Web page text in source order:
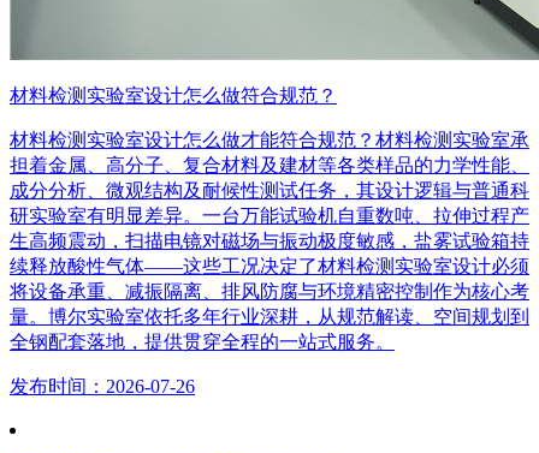
材料检测实验室设计怎么做符合规范？
材料检测实验室设计怎么做才能符合规范？材料检测实验室承
担着金属、高分子、复合材料及建材等各类样品的力学性能、
成分分析、微观结构及耐候性测试任务，其设计逻辑与普通科
研实验室有明显差异。一台万能试验机自重数吨、拉伸过程产
生高频震动，扫描电镜对磁场与振动极度敏感，盐雾试验箱持
续释放酸性气体——这些工况决定了材料检测实验室设计必须
将设备承重、减振隔离、排风防腐与环境精密控制作为核心考
量。博尔实验室依托多年行业深耕，从规范解读、空间规划到
全钢配套落地，提供贯穿全程的一站式服务。
发布时间：2026-07-26